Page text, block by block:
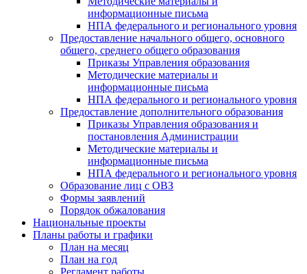
информационные письма
НПА федерального и регионального уровня
Предоставление начального общего, основного
общего, среднего общего образования
Приказы Управления образования
Методические материалы и
информационные письма
НПА федерального и регионального уровня
Предоставление дополнительного образования
Приказы Управления образования и
постановления Администрации
Методические материалы и
информационные письма
НПА федерального и регионального уровня
Образование лиц с ОВЗ
Формы заявлений
Порядок обжалования
Национальные проекты
Планы работы и графики
План на месяц
План на год